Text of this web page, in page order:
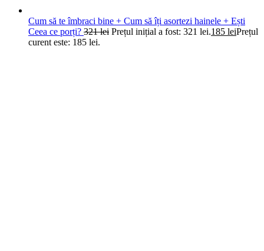
Cum să te îmbraci bine + Cum să îți asortezi hainele + Ești
Ceea ce porți? 321lei Prețul inițial a fost: 321 lei.185 leiPrețul
curent este: 185 lei.